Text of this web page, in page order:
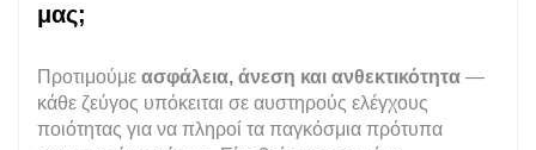
μας;
Προτιμούμε ασφάλεια, άνεση και ανθεκτικότητα —
κάθε ζεύγος υπόκειται σε αυστηρούς ελέγχους
ποιότητας για να πληροί τα παγκόσμια πρότυπα